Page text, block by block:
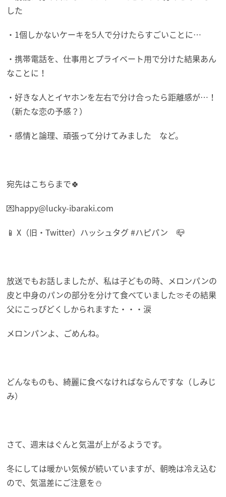
した
・1個しかないケーキを5人で分けたらすごいことに…
・携帯電話を、仕事用とプライベート用で分けた結果あん
なことに！
・好きな人とイヤホンを左右で分け合ったら距離感が…！
（新たな恋の予感？）
・感情と論理、頑張って分けてみました など。
宛先はこちらまで🍀
💌happy@lucky-ibaraki.com
📱 X（旧・Twitter）ハッシュタグ #ハピパン 📪
放送でもお話しましたが、私は子どもの時、メロンパンの
皮と中身のパンの部分を分けて食べていました🍈その結果
父にこっぴどくしかられますた・・・涙
メロンパンよ、ごめんね。
どんなものも、綺麗に食べなければならんですな（しみじ
み）
さて、週末はぐんと気温が上がるようです。
冬にしては暖かい気候が続いていますが、朝晩は冷え込む
ので、気温差にご注意を⛄